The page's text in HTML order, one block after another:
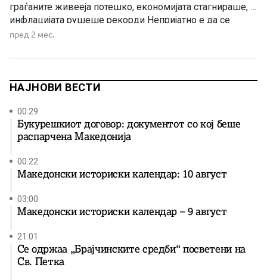
граѓаните живееја потешко, економијата стагнираше, а
инфлацијата рушеше рекорди Непријатно е да се
слушаат претставниците на СДС како зборуваат за
предвид резултатите што ги оставија зад себе по
пред 2 мес.
НАЈНОВИ ВЕСТИ
00:29
Букурешкиот договор: документот со кој беше
распарчена Македонија
00:22
Македонски историски календар: 10 август
03:00
Македонски историски календар – 9 август
21:01
Се одржаа „Брајчинските средби“ посветени на
Св. Петка